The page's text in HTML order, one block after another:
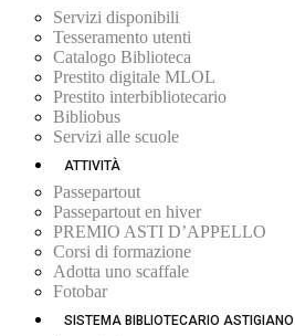
Servizi disponibili
Tesseramento utenti
Catalogo Biblioteca
Prestito digitale MLOL
Prestito interbibliotecario
Bibliobus
Servizi alle scuole
ATTIVITÀ
Passepartout
Passepartout en hiver
PREMIO ASTI D’APPELLO
Corsi di formazione
Adotta uno scaffale
Fotobar
SISTEMA BIBLIOTECARIO ASTIGIANO